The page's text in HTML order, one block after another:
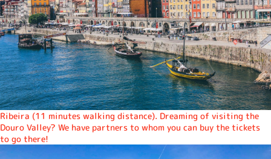
Ribeira (11 minutes walking distance). Dreaming of visiting the
Douro Valley? We have partners to whom you can buy the tickets
to go there!